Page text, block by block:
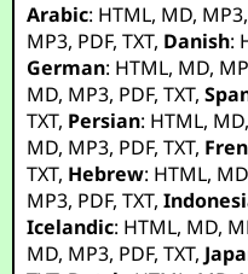
Arabic: HTML, MD, MP3,
MP3, PDF,TXT, Danish:
German: HTML, MD,
MD, MP3, PDF,TXT,
TXT, Persian: HTML, MD,
MD, MP3, PDF,TXT,
TXT, Hebrew: HTML, MD
MP3, PDF,TXT,
Icelandic: HTML, MD,
MD, MP3, PDF,TXT,